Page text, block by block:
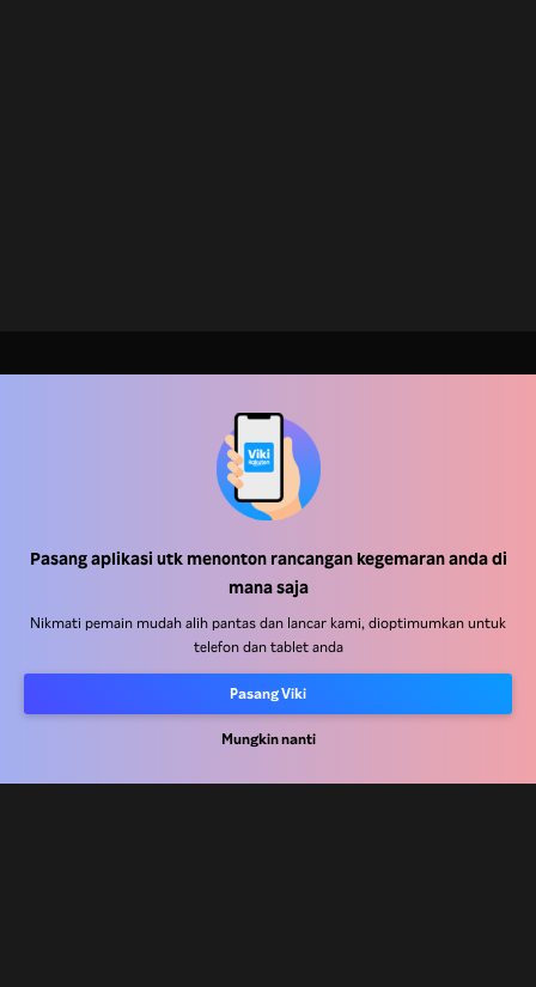
Pasang aplikasi utk menonton rancangan kegemaran anda di
mana saja
Nikmati pemain mudah alih pantas dan lancar kami, dioptimumkan untuk
telefon dan tablet anda
Pasang Viki
Mungkin nanti
Pusat Bantuan